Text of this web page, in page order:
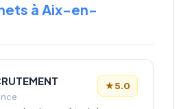
à Aix-en-
★5.0